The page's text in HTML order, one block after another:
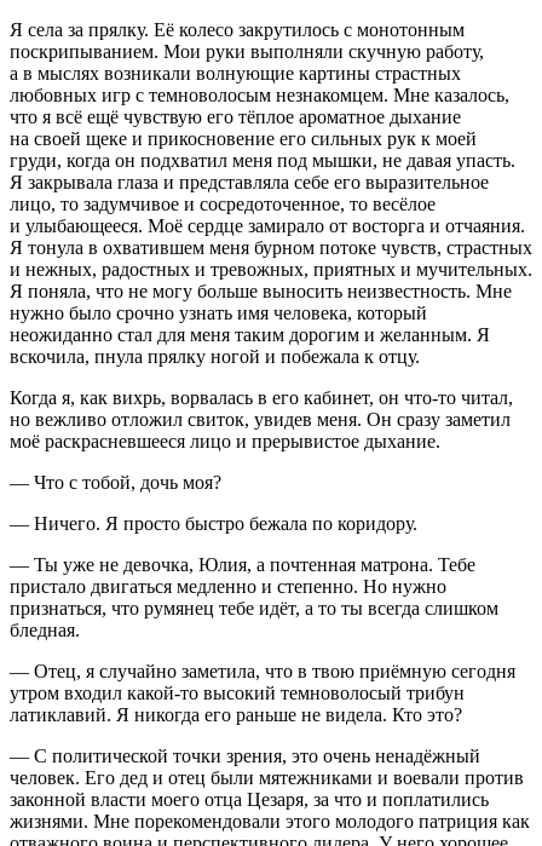
Я села за прялку. Её колесо закрутилось с монотонным
поскрипыванием. Мои руки выполняли скучную работу,
а в мыслях возникали волнующие картины страстных
любовных игр с темноволосым незнакомцем. Мне казалось,
что я всё ещё чувствую его тёплое ароматное дыхание
на своей щеке и прикосновение его сильных рук к моей
груди, когда он подхватил меня под мышки, не давая упасть.
Я закрывала глаза и представляла себе его выразительное
лицо, то задумчивое и сосредоточенное, то весёлое
и улыбающееся. Моё сердце замирало от восторга и отчаяния.
Я тонула в охватившем меня бурном потоке чувств, страстных
и нежных, радостных и тревожных, приятных и мучительных.
Я поняла, что не могу больше выносить неизвестность. Мне
нужно было срочно узнать имя человека, который
неожиданно стал для меня таким дорогим и желанным. Я
вскочила, пнула прялку ногой и побежала к отцу.
Когда я, как вихрь, ворвалась в его кабинет, он что-то читал,
но вежливо отложил свиток, увидев меня. Он сразу заметил
моё раскрасневшееся лицо и прерывистое дыхание.
— Что с тобой, дочь моя?
— Ничего. Я просто быстро бежала по коридору.
— Ты уже не девочка, Юлия, а почтенная матрона. Тебе
пристало двигаться медленно и степенно. Но нужно
признаться, что румянец тебе идёт, а то ты всегда слишком
бледная.
— Отец, я случайно заметила, что в твою приёмную сегодня
утром входил какой-то высокий темноволосый трибун
латиклавий. Я никогда его раньше не видела. Кто это?
— С политической точки зрения, это очень ненадёжный
человек. Его дед и отец были мятежниками и воевали против
законной власти моего отца Цезаря, за что и поплатились
жизнями. Мне порекомендовали этого молодого патриция как